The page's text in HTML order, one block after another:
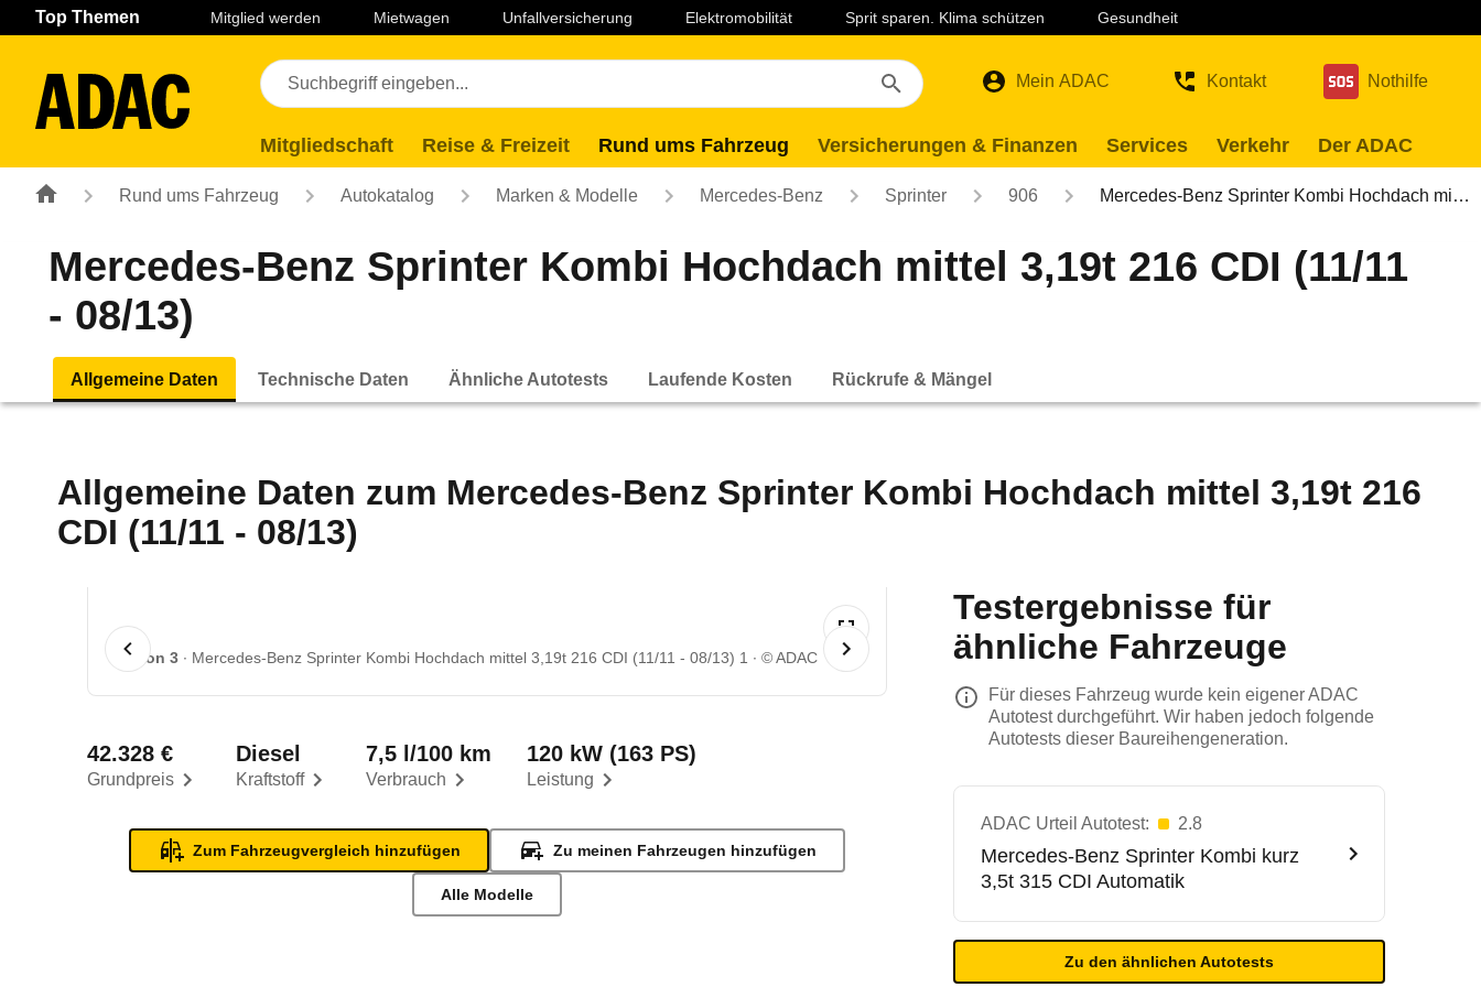
Navigation Seiteninhalt Fußzeile
Top Themen Mitglied werden Mietwagen Unfallversicherung Elektromobilität Sprit sparen. Klima schützen Gesundheit
Mein ADAC Kontakt Nothilfe
Mitgliedschaft Reise & Freizeit Rund ums Fahrzeug Versicherungen & Finanzen Services Verkehr Der ADAC
Rund ums Fahrzeug Autokatalog Marken & Modelle Mercedes-Benz Sprinter 906 Mercedes-Benz Sprinter Kombi Hochdach mi…
Mercedes-Benz Sprinter Kombi Hochdach mittel 3,19t 216 CDI (11/11
- 08/13)
Allgemeine Daten Technische Daten Ähnliche Autotests Laufende Kosten Rückrufe & Mängel
Allgemeine Daten zum Mercedes-Benz Sprinter Kombi Hochdach mittel 3,19t 216
CDI (11/11 - 08/13)
1 von 3 Mercedes-Benz Sprinter Kombi Hochdach mittel 3,19t 216 CDI (11/11 - 08/13) 1 © ADAC
Grundpreis
42.328 €
Kraftstoff
Diesel
Verbrauch
7,5 l/100 km
Leistung
120 kW (163 PS)
Zum Fahrzeugvergleich hinzufügen Zu meinen Fahrzeugen hinzufügen
Alle Modelle
Testergebnisse für
ähnliche Fahrzeuge
Für dieses Fahrzeug wurde kein eigener ADAC
Autotest durchgeführt. Wir haben jedoch folgende
Autotests dieser Baureihengeneration.
ADAC Urteil Autotest: 2.8
Mercedes-Benz Sprinter Kombi kurz
3,5t 315 CDI Automatik
Zu den ähnlichen Autotests